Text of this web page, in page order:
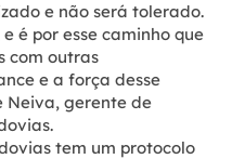
e não será tolerado.
é por esse caminho que
com outras
e a força desse
Neiva, gerente de
tem um protocolo